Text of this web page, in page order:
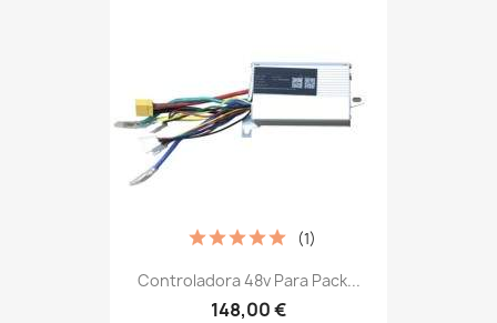
Controladora 48v Para Pack...
148,00 €
(1)